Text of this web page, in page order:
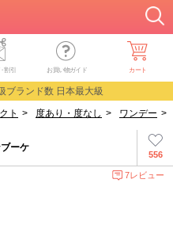
割引 お買い物ガイド カート
ブランド数 日本最大級
ト > 度あり・度なし > ワンデー >
556
ーケ
7レビュー